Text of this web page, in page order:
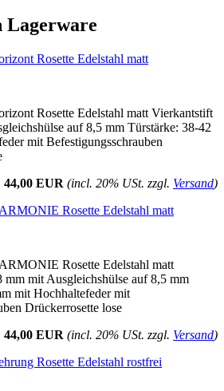
Rosette Edelstahl matt
Rosette Edelstahl matt Vierkantstift
auf 8,5 mm Türstärke: 38-42
mit Befestigungsschrauben
44,00 EUR (incl. 20% USt. zzgl. Versand)
Rosette Edelstahl matt
Rosette Edelstahl matt
mm mit Ausgleichshülse auf 8,5 mm
mit Hochhaltefeder mit
Drückerrosette lose
44,00 EUR (incl. 20% USt. zzgl. Versand)
Rosette Edelstahl rostfrei